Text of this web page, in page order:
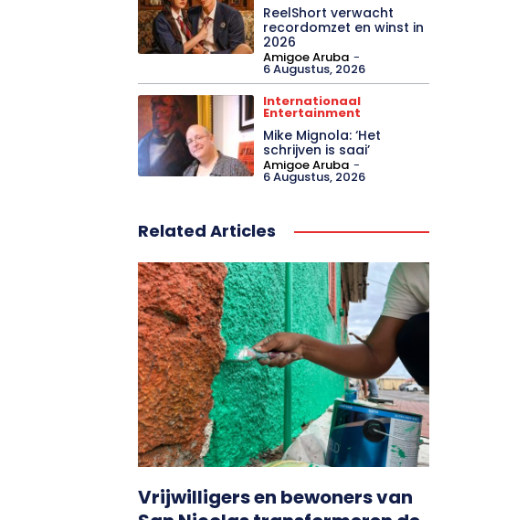
ReelShort verwacht
recordomzet en winst in
2026
Amigoe Aruba -
6 Augustus, 2026
Internationaal
Entertainment
Mike Mignola: ‘Het
schrijven is saai’
Amigoe Aruba -
6 Augustus, 2026
Related Articles
Vrijwilligers en bewoners van